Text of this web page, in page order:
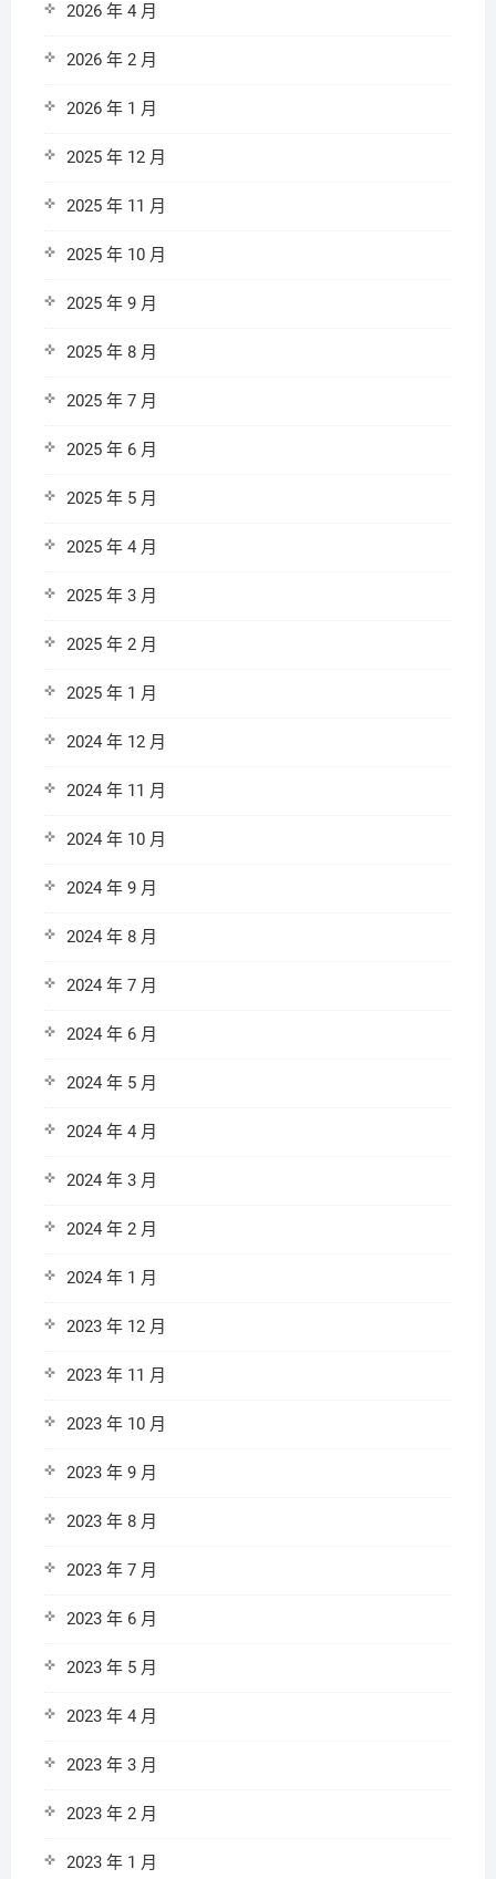
2026 年 4 月
2026 年 2 月
2026 年 1 月
2025 年 12 月
2025 年 11 月
2025 年 10 月
2025 年 9 月
2025 年 8 月
2025 年 7 月
2025 年 6 月
2025 年 5 月
2025 年 4 月
2025 年 3 月
2025 年 2 月
2025 年 1 月
2024 年 12 月
2024 年 11 月
2024 年 10 月
2024 年 9 月
2024 年 8 月
2024 年 7 月
2024 年 6 月
2024 年 5 月
2024 年 4 月
2024 年 3 月
2024 年 2 月
2024 年 1 月
2023 年 12 月
2023 年 11 月
2023 年 10 月
2023 年 9 月
2023 年 8 月
2023 年 7 月
2023 年 6 月
2023 年 5 月
2023 年 4 月
2023 年 3 月
2023 年 2 月
2023 年 1 月